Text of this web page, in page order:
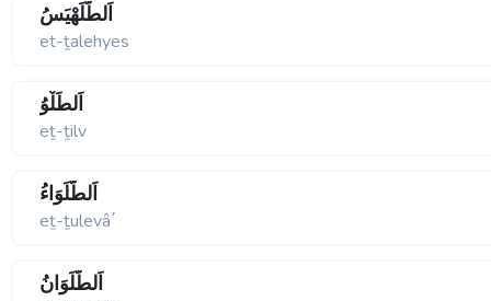
اَلطَّلَهْيَسُ
et-ṯalehyes
اَلطِّلْوُ
eṯ-ṯilv
اَلطُّلَوَاءُ
eṯ-ṯulevâ΄
اَلطُّلَوَانُ